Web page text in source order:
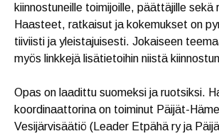
kiinnostuneille toimijoille, päättäjille sekä
Haasteet, ratkaisut ja kokemukset on
tiiviisti ja yleistajuisesti. Jokaiseen
myös linkkejä lisätietoihin niistä
Opas on laadittu suomeksi ja ruotsiksi.
koordinaattorina on toiminut Päijät-
Vesijärvisäätiö (Leader Etpähä ry ja